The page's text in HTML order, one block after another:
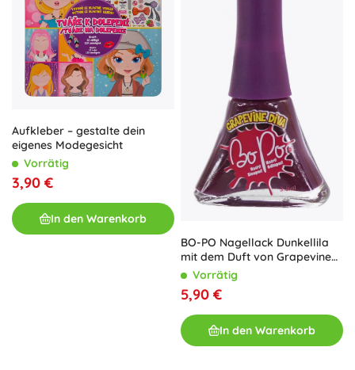
Aufkleber – gestalte dein
eigenes Modegesicht
Vorrätig
3,90 €
In den Warenkorb
BO-PO Nagellack Dunkellila
mit dem Duft von Grapevine
DivaVorrätig
5,90 €
In den Warenkorb